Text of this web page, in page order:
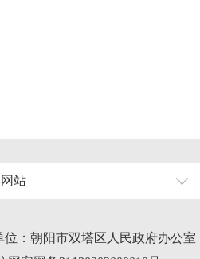
站
位：朝阳市双塔区人民政府办公室